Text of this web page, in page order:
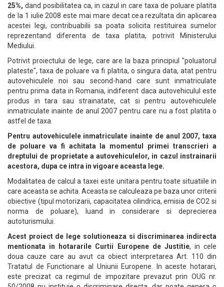
25%, dand posibilitatea ca, in cazul in care taxa de poluare platita
de la 1 iulie 2008 este mai mare decat cea rezultata din aplicarea
acestei legi, contribuabilii sa poata solicita restituirea sumelor
reprezentand diferenta de taxa platita, potrivit Ministerului
Mediului.
Potrivit proiectului de lege, care are la baza principiul "poluatorul
plateste", taxa de poluare va fi platita, o singura data, atat pentru
autovehiculele noi sau second-hand care sunt inmatriculate
pentru prima data in Romania, indiferent daca autovehiculul este
produs in tara sau strainatate, cat si pentru autovehiculele
inmatriculate inainte de anul 2007 pentru care nu a fost platita o
astfel de taxa.
Pentru autovehiculele inmatriculate inainte de anul 2007, taxa
de poluare va fi achitata la momentul primei transcrieri a
dreptului de proprietate a autovehiculelor, in cazul instrainarii
acestora, dupa ce intra in vigoare aceasta lege.
Modalitatea de calcul a taxei este unitara pentru toate situatiile in
care aceasta se achita. Aceasta se calculeaza pe baza unor criterii
obiective (tipul motorizarii, capacitatea cilindrica, emisia de CO2 si
norma de poluare), luand in considerare si deprecierea
autoturismului.
Acest proiect de lege solutioneaza si discriminarea indirecta
mentionata in hotararile Curtii Europene de Justitie, in cele
doua cauze care au avut ca obiect interpretarea Art. 110 din
Tratatul de Functionare al Uniunii Europene. In aceste hotarari,
este precizat ca regimul de impozitare prevazut prin OUG nr.